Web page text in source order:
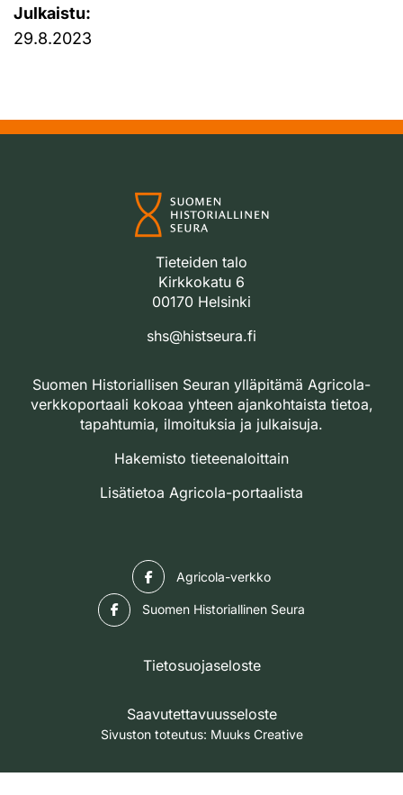
Julkaistu:
29.8.2023
Tieteiden talo
Kirkkokatu 6
00170 Helsinki
shs@histseura.fi
Suomen Historiallisen Seuran ylläpitämä Agricola-
verkkoportaali kokoaa yhteen ajankohtaista tietoa,
tapahtumia, ilmoituksia ja julkaisuja.
Hakemisto tieteenaloittain
Lisätietoa Agricola-portaalista
Agricola-verkko
Suomen Historiallinen Seura
Tietosuojaseloste
Saavutettavuusseloste
Sivuston toteutus: Muuks Creative